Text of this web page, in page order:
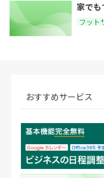
家で
フット
おすすめサービス